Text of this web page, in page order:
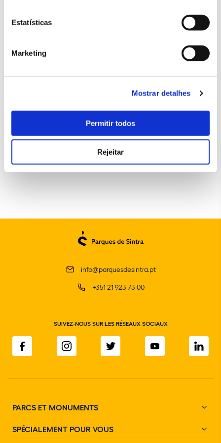
Estatísticas
Marketing
Mostrar detalhes
Permitir todos
Rejeitar
info@parquesdesintra.pt
+351 21 923 73 00
SUIVEZ-NOUS SUR LES RÉSEAUX SOCIAUX
PARCS ET MONUMENTS
SPÉCIALEMENT POUR VOUS